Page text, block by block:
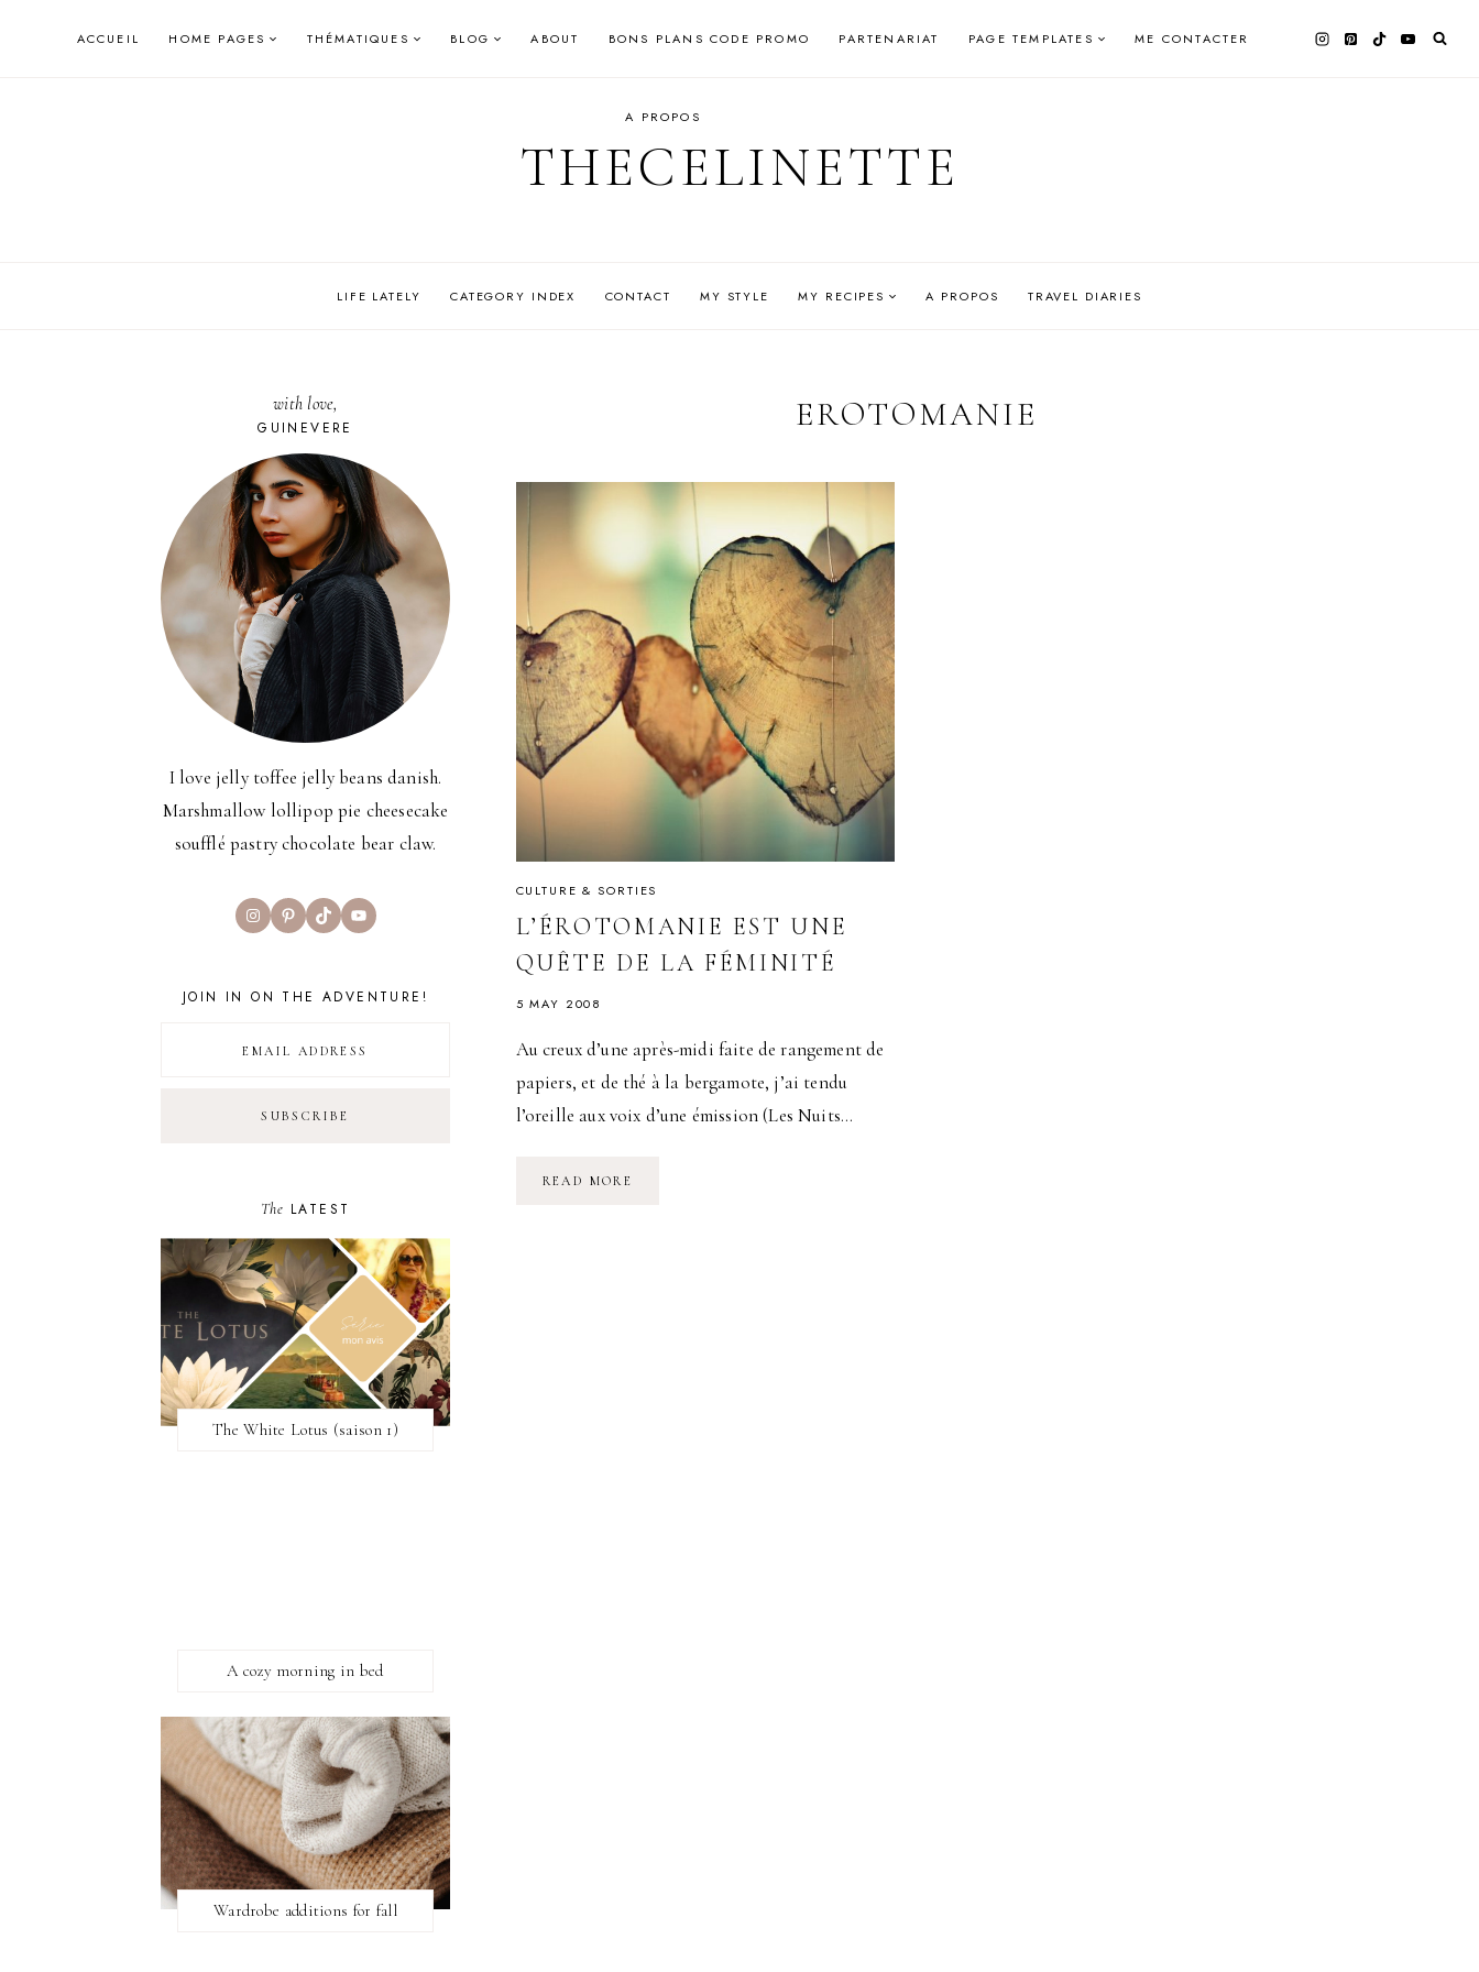
ACCUEIL HOME PAGES THÉMATIQUES BLOG ABOUT BONS PLANS CODE PROMO PARTENARIAT PAGE TEMPLATES ME CONTACTER
A PROPOS
THECELINETTE
LIFE LATELY CATEGORY INDEX CONTACT MY STYLE MY RECIPES A PROPOS TRAVEL DIARIES
EROTOMANIE
CULTURE & SORTIES
L’ÉROTOMANIE EST UNE
QUÊTE DE LA FÉMINITÉ
5 MAY 2008
Au creux d’une après-midi faite de rangement de
papiers, et de thé à la bergamote, j’ai tendu
l’oreille aux voix d’une émission (Les Nuits…
READ MORE
with love,
GUINEVERE
I love jelly toffee jelly beans danish.
Marshmallow lollipop pie cheesecake
soufflé pastry chocolate bear claw.
InstagramPinterest
TikTokYouTube
JOIN IN ON THE ADVENTURE!
The LATEST
The White Lotus (saison 1)
A cozy morning in bed
Wardrobe additions for fall